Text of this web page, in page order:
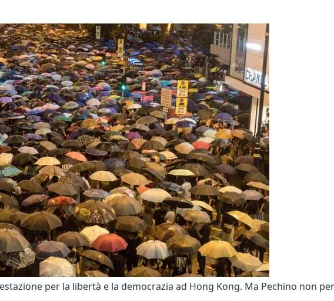
per la libertà e la democrazia ad Hong Kong. Ma Pechino non